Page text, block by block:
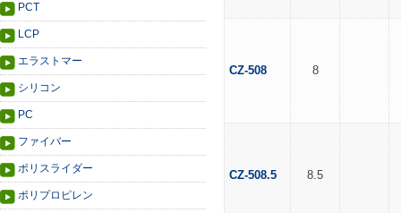
PCT
LCP
エラストマー
シリコン
PC
ファイバー
ポリスライダー
ポリプロピレン
CZ-508 8
CZ-508.5 8.5